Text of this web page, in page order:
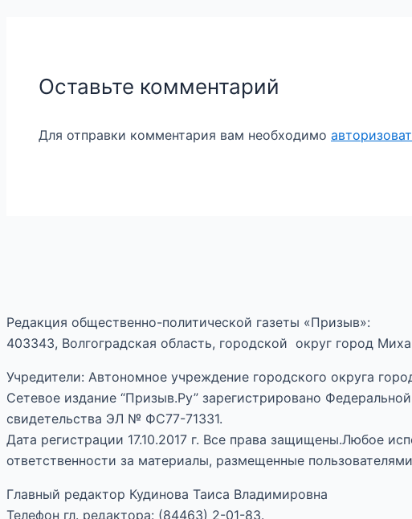
Оставьте комментарий
Для отправки комментария вам необходимо
Редакция общественно-политической газеты «Призыв»:
403343, Волгоградская область, городской округ город
Учредители: Автономное учреждение городского округа
Сетевое издание “Призыв.Ру” зарегистрировано
свидетельства ЭЛ № ФС77-71331.
Дата регистрации 17.10.2017 г. Все права защищены.Любое
ответственности за материалы, размещенные
Главный редактор Кудинова Таиса Владимировна
Телефон гл. редактора: (84463) 2-01-83.